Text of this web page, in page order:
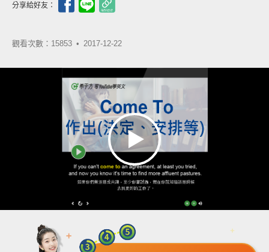
分享給好友：
觀看次數：15853 • 2017-12-22